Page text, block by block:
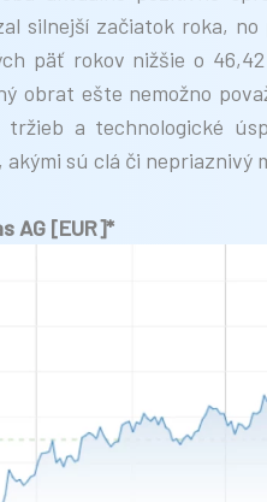
silnejší začiatok roka,
päť rokov nižšie o
obrat ešte nemožno
a technologické
sú clá či nepriaznivý
AG [EUR]*